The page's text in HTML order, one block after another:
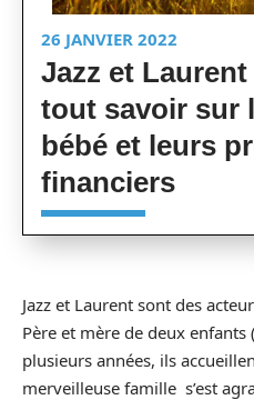
26 JANVIER 2022
Jazz et
tout savoir sur
bébé et leurs
financiers
Jazz et Laurent sont des
Père et mère de deux enfants
plusieurs années, ils
merveilleuse famille s’est